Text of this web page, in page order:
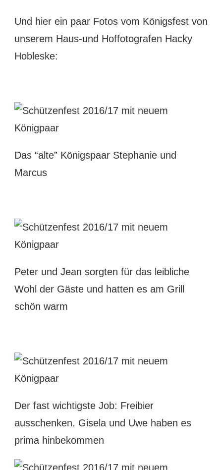
Und hier ein paar Fotos vom Königsfest von
unserem Haus-und Hoffotografen Hacky
Hobleske:
Das “alte” Königspaar Stephanie und
Marcus
Peter und Jean sorgten für das leibliche
Wohl der Gäste und hatten es am Grill
schön warm
Der fast wichtigste Job: Freibier
ausschenken. Gisela und Uwe haben es
prima hinbekommen